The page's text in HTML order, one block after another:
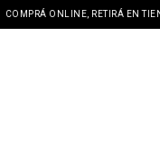
ONLINE, RETIRÁ EN TIENDA